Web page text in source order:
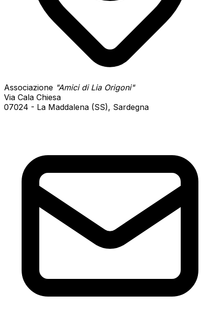
Associazione "Amici di Lia Origoni"
Via Cala Chiesa
07024 - La Maddalena (SS), Sardegna